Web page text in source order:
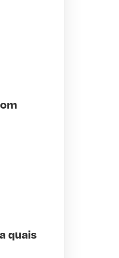
quais